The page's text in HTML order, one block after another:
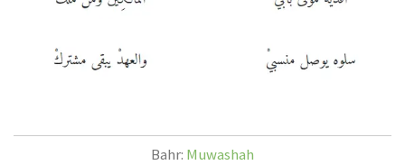
Bahr: Muwashah